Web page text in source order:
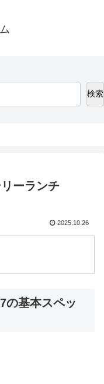
検索
ーランチ
2025.10.26
の基本スペッ